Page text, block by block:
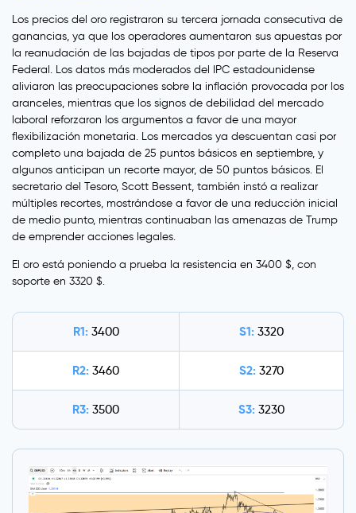
Los precios del oro registraron su tercera jornada consecutiva de
ganancias, ya que los operadores aumentaron sus apuestas por
la reanudación de las bajadas de tipos por parte de la Reserva
Federal. Los datos más moderados del IPC estadounidense
aliviaron las preocupaciones sobre la inflación provocada por los
aranceles, mientras que los signos de debilidad del mercado
laboral reforzaron los argumentos a favor de una mayor
flexibilización monetaria. Los mercados ya descuentan casi por
completo una bajada de 25 puntos básicos en septiembre, y
algunos anticipan un recorte mayor, de 50 puntos básicos. El
secretario del Tesoro, Scott Bessent, también instó a realizar
múltiples recortes, mostrándose a favor de una reducción inicial
de medio punto, mientras continuaban las amenazas de Trump
de emprender acciones legales.
El oro está poniendo a prueba la resistencia en 3400 $, con
soporte en 3320 $.
R1: 3400 S1: 3320
R2: 3460 S2: 3270
R3: 3500 S3: 3230